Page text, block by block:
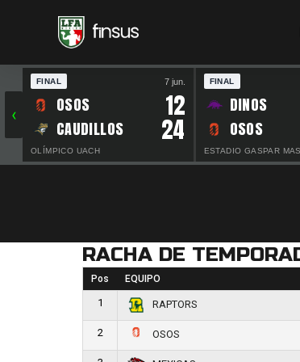
‹
FINAL 7 jun.
OSOS 12
CAUDILLOS 24
OLÍMPICO UACH
FINAL
DINOS
OSOS
ESTADIO GASPAR MAS
RACHA DE
Pos EQUIPO
1 RAPTORS
2 OSOS